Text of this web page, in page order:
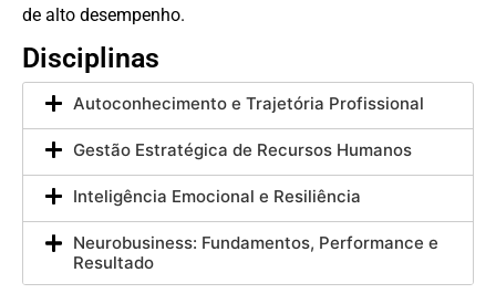
de alto desempenho.
Disciplinas
Autoconhecimento e Trajetória Profissional
Gestão Estratégica de Recursos Humanos
Inteligência Emocional e Resiliência
Neurobusiness: Fundamentos, Performance e
Resultado